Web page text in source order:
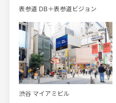
表参道 DB＋表参道ビジョン
渋谷 マイアミビル